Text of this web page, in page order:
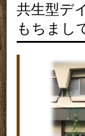
共生型デ
もちまし